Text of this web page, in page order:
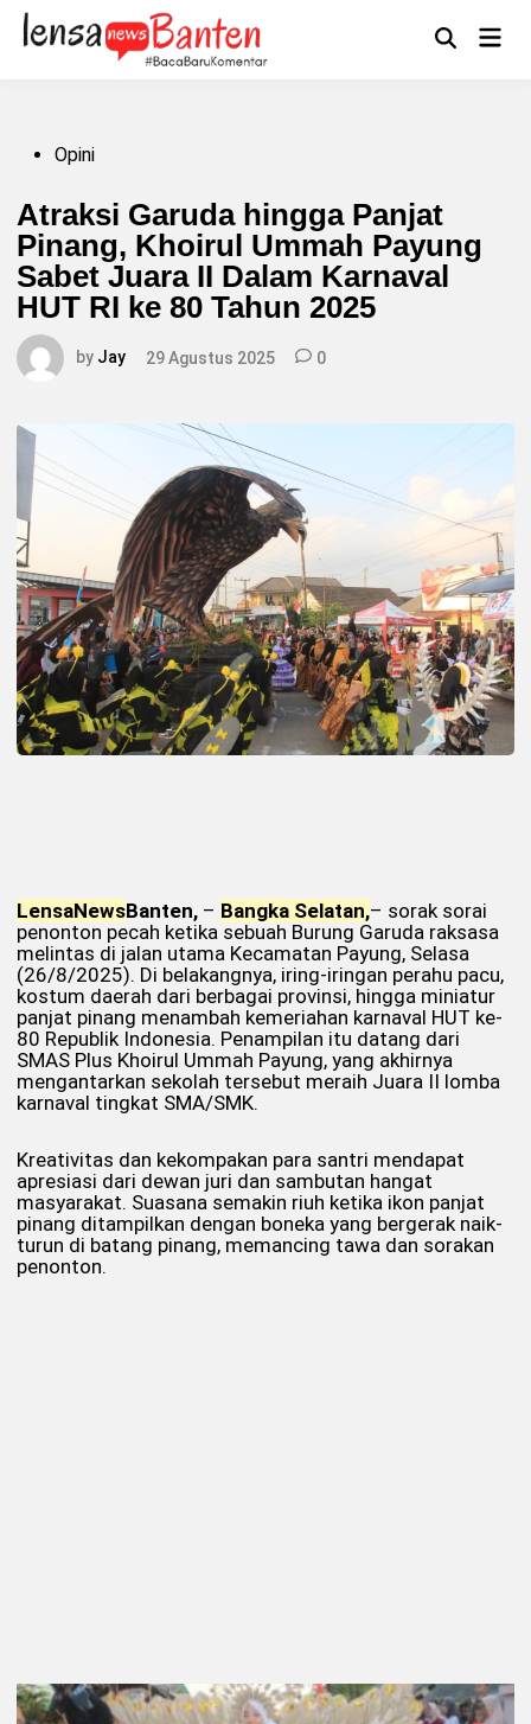
Skip
content
OpenMain
Posted
Opini
Atraksi Garuda hingga Panjat
Pinang, Khoirul Ummah Payung
Sabet Juara II Dalam Karnaval
HUT RI ke 80 Tahun 2025
by Jay 29 Agustus 2025 0
LensaNewsBanten, – Bangka Selatan,– sorak sorai
penonton pecah ketika sebuah Burung Garuda raksasa
melintas di jalan utama Kecamatan Payung, Selasa
(26/8/2025). Di belakangnya, iring-iringan perahu pacu,
kostum daerah dari berbagai provinsi, hingga miniatur
panjat pinang menambah kemeriahan karnaval HUT ke-
80 Republik Indonesia. Penampilan itu datang dari
SMAS Plus Khoirul Ummah Payung, yang akhirnya
mengantarkan sekolah tersebut meraih Juara II lomba
karnaval tingkat SMA/SMK.
Kreativitas dan kekompakan para santri mendapat
apresiasi dari dewan juri dan sambutan hangat
masyarakat. Suasana semakin riuh ketika ikon panjat
pinang ditampilkan dengan boneka yang bergerak naik-
turun di batang pinang, memancing tawa dan sorakan
penonton.